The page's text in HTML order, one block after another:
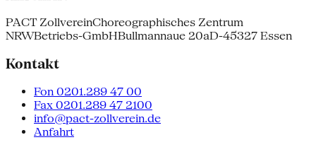
PACT ZollvereinChoreographisches Zentrum
NRWBetriebs-GmbHBullmannaue 20aD-45327 Essen
Kontakt
Fon 0201.289 47 00
Fax 0201.289 47 2100
info@pact-zollverein.de
Anfahrt